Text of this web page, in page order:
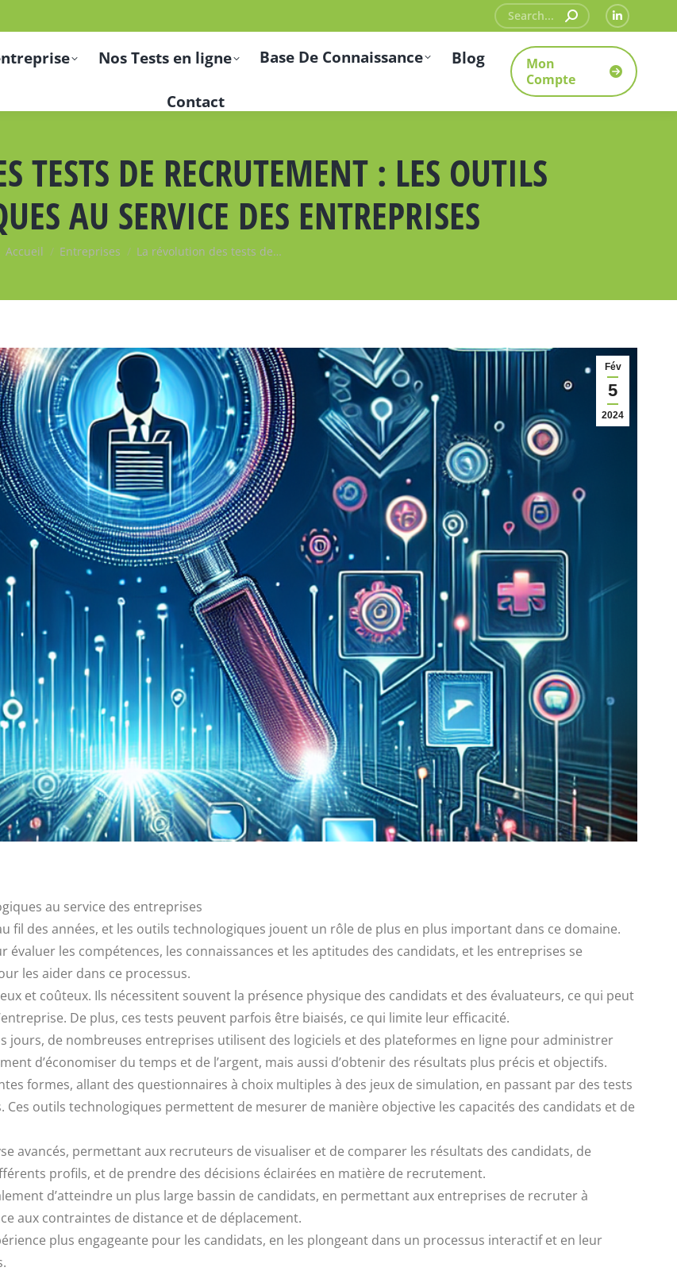
Recherche
:
La
page
LinkedIn
s'ouvre
Nos Tests en ligne Base De Connaissance Blog
Contact
Mon
Compte
TESTS DE RECRUTEMENT : LES OUTILS
AU SERVICE DES ENTREPRISES
Vous êtes ici :
Accueil Entreprises La révolution des tests de…
Fév
5
2024
au service des entreprises
fil des années, et les outils technologiques jouent un rôle de plus en plus important dans ce domaine.
les compétences, les connaissances et les aptitudes des candidats, et les entreprises se
les aider dans ce processus.
et coûteux. Ils nécessitent souvent la présence physique des candidats et des évaluateurs, ce qui peut
De plus, ces tests peuvent parfois être biaisés, ce qui limite leur efficacité.
jours, de nombreuses entreprises utilisent des logiciels et des plateformes en ligne pour administrer
d’économiser du temps et de l’argent, mais aussi d’obtenir des résultats plus précis et objectifs.
formes, allant des questionnaires à choix multiples à des jeux de simulation, en passant par des tests
outils technologiques permettent de mesurer de manière objective les capacités des candidats et de
avancés, permettant aux recruteurs de visualiser et de comparer les résultats des candidats, de
profils, et de prendre des décisions éclairées en matière de recrutement.
d’atteindre un plus large bassin de candidats, en permettant aux entreprises de recruter à
aux contraintes de distance et de déplacement.
plus engageante pour les candidats, en les plongeant dans un processus interactif et en leur